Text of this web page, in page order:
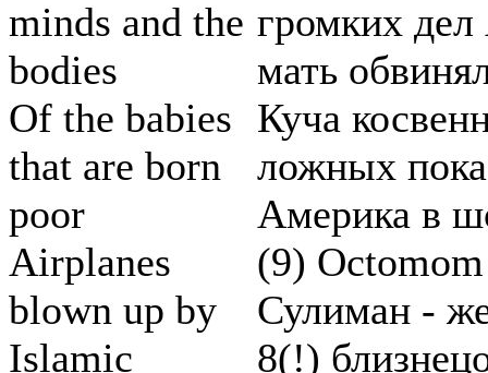
minds and the
bodies
Of the babies
that are born
poor
Airplanes
blown up by
Islamic
громких
мать
Куча
ложных
Америка в
(9) Octomom
Сулиман -
8(!)